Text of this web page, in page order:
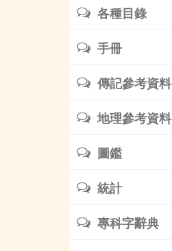
各種目錄
手冊
傳記參考資料
地理參考資料
圖鑑
統計
專科字辭典